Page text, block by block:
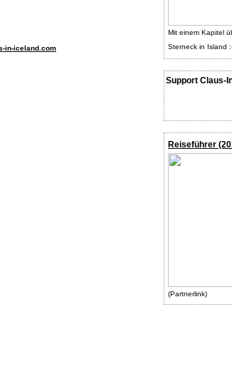
Mit einem Kapitel
Sterneck in Island
Support Claus-
Reiseführer
(Partnerlink)
in-iceland.com